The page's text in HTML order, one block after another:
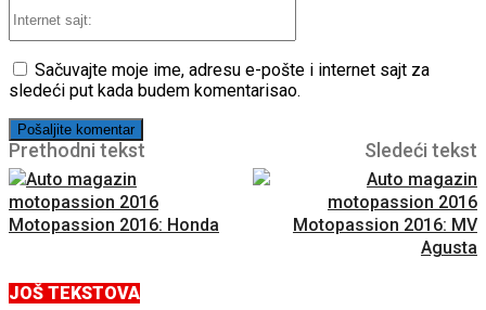
Sačuvajte moje ime, adresu e-pošte i internet sajt za
sledeći put kada budem komentarisao.
Prethodni tekst
Motopassion 2016: Honda
Sledeći tekst
Motopassion 2016: MV
Agusta
JOŠ TEKSTOVA